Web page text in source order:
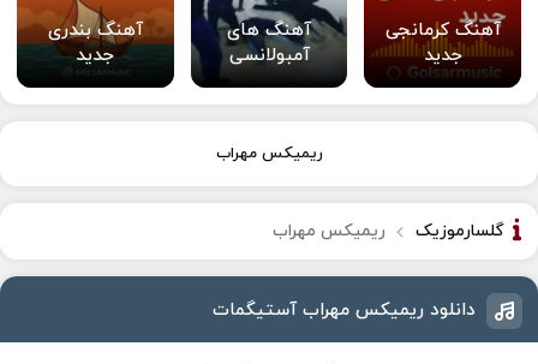
آهنگ کرمانجی
جدید
آهنگ های
آمبولانسی
آهنگ بندری
جدید
ریمیکس مهراب
گلسارموزیک ریمیکس مهراب
دانلود ریمیکس مهراب آستیگمات